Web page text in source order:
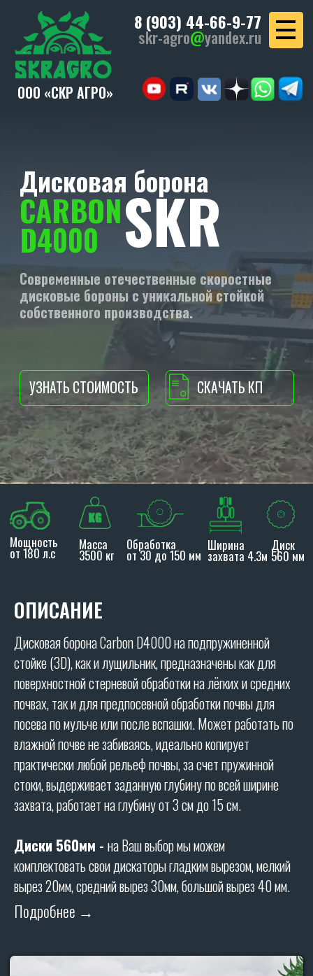
8 (903) 44-66-9-77
skr-agro@ yandex.ru
ООО «СКР АГРО»
SKR
Современные отечественные скоростные
дисковые бороны с уникальной стойкой
собственного производства.
D4000
УЗНАТЬ СТОИМОСТЬ СКАЧАТЬ КП
Мощность
от 180 л.с
Масса
3500 кг
Обработка
от 30 до 150 мм
Диск
560 мм
Ширина
захвата 4.3м
ОПИСАНИЕ
Дисковая борона Carbon D4000 на подпружиненной
стойке (3D), как и лущильник, предназначены как для
поверхностной стерневой обработки на лёгких и средних
почвах, так и для предпосевной обработки почвы для
посева по мульче или после вспашки. Может работать по
влажной почве не забиваясь, идеально копирует
практически любой рельеф почвы, за счет пружинной
стоки, выдерживает заданную глубину по всей ширине
захвата, работает на глубину от 3 см до 15 см.
Диски 560мм - на Ваш выбор мы можем
комплектовать свои дискаторы гладким вырезом, мелкий
вырез 20мм, средний вырез 30мм, большой вырез 40 мм.
Подробнее →
Ширина захвата (м): 4,3
ТЕХНИЧЕСКИЕ
ХАРАКТЕРИСТИКИ